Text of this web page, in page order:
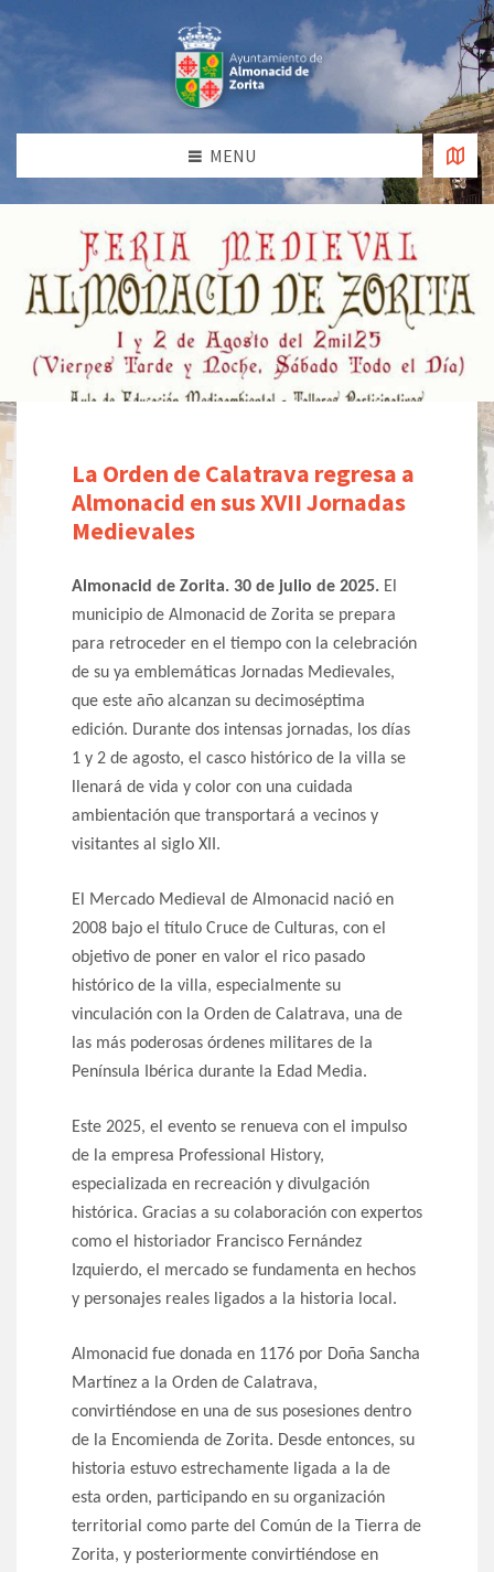
MENU
La Orden de Calatrava regresa a
Almonacid en sus XVII Jornadas
Medievales
Almonacid de Zorita. 30 de julio de 2025. El
municipio de Almonacid de Zorita se prepara
para retroceder en el tiempo con la celebración
de su ya emblemáticas Jornadas Medievales,
que este año alcanzan su decimoséptima
edición. Durante dos intensas jornadas, los días
1 y 2 de agosto, el casco histórico de la villa se
llenará de vida y color con una cuidada
ambientación que transportará a vecinos y
visitantes al siglo XII.
El Mercado Medieval de Almonacid nació en
2008 bajo el título Cruce de Culturas, con el
objetivo de poner en valor el rico pasado
histórico de la villa, especialmente su
vinculación con la Orden de Calatrava, una de
las más poderosas órdenes militares de la
Península Ibérica durante la Edad Media.
Este 2025, el evento se renueva con el impulso
de la empresa Professional History,
especializada en recreación y divulgación
histórica. Gracias a su colaboración con expertos
como el historiador Francisco Fernández
Izquierdo, el mercado se fundamenta en hechos
y personajes reales ligados a la historia local.
Almonacid fue donada en 1176 por Doña Sancha
Martínez a la Orden de Calatrava,
convirtiéndose en una de sus posesiones dentro
de la Encomienda de Zorita. Desde entonces, su
historia estuvo estrechamente ligada a la de
esta orden, participando en su organización
territorial como parte del Común de la Tierra de
Zorita, y posteriormente convirtiéndose en